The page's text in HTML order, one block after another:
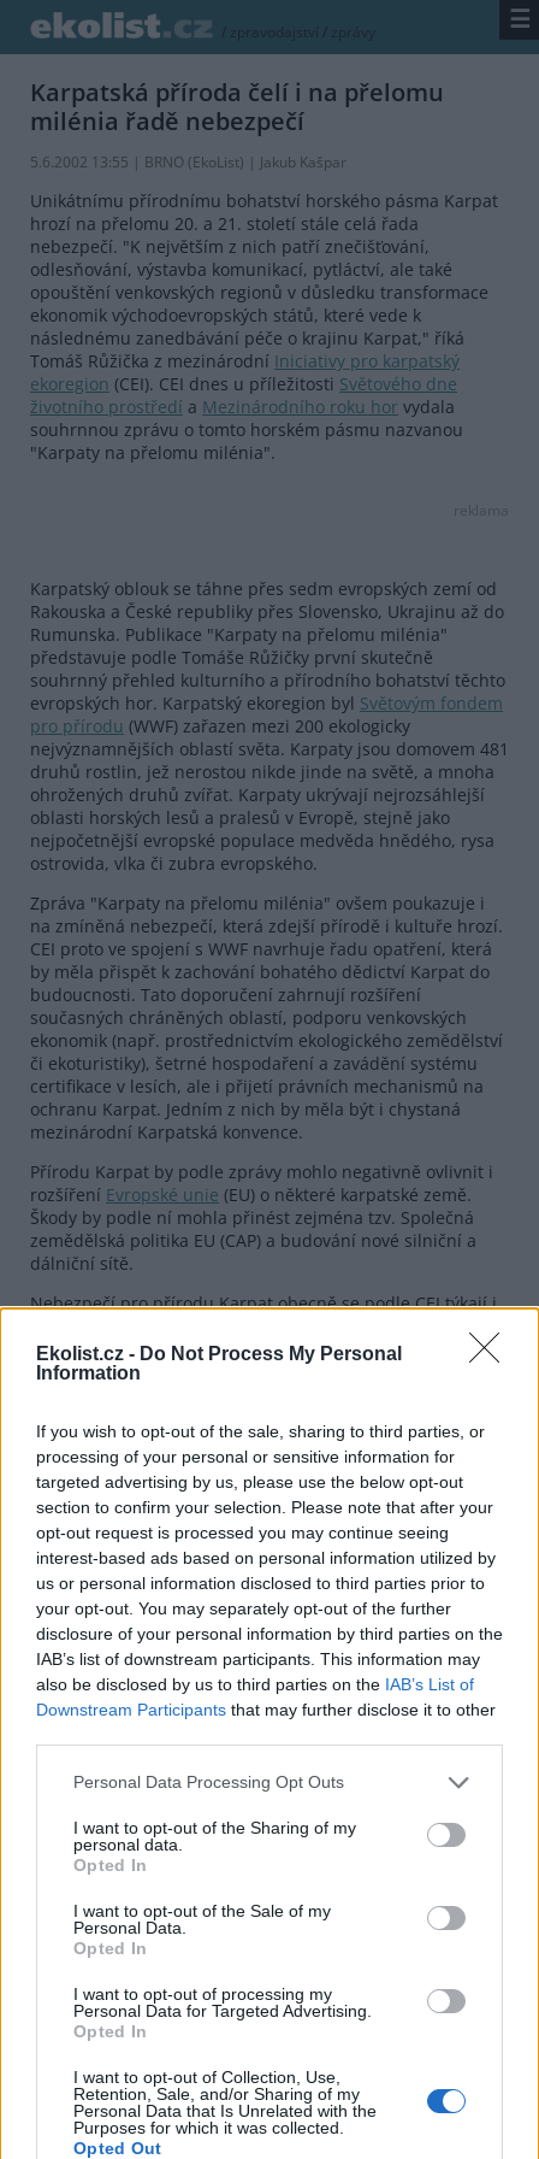
Ekolist.cz - Do Not Process My Personal
Information
If you wish to opt-out of the sale, sharing to third parties, or
processing of your personal or sensitive information for
targeted advertising by us, please use the below opt-out
section to confirm your selection. Please note that after your
opt-out request is processed you may continue seeing
interest-based ads based on personal information utilized by
us or personal information disclosed to third parties prior to
your opt-out. You may separately opt-out of the further
disclosure of your personal information by third parties on the
IAB’s list of downstream participants. This information may
also be disclosed by us to third parties on the IAB’s List of
Downstream Participants that may further disclose it to other
Personal Data Processing Opt Outs
I want to opt-out of the Sharing of my
personal data.
Opted In
I want to opt-out of the Sale of my
Personal Data.
Opted In
I want to opt-out of processing my
Personal Data for Targeted Advertising.
Opted In
I want to opt-out of Collection, Use,
Retention, Sale, and/or Sharing of my
Personal Data that Is Unrelated with the
Purposes for which it was collected.
Opted Out
/ zpravodajství / zprávy ☰
Karpatská příroda čelí i na přelomu
milénia řadě nebezpečí
5.6.2002 13:55 | BRNO (EkoList) | Jakub Kašpar
Unikátnímu přírodnímu bohatství horského pásma Karpat
hrozí na přelomu 20. a 21. století stále celá řada
nebezpečí. "K největším z nich patří znečišťování,
odlesňování, výstavba komunikací, pytláctví, ale také
opouštění venkovských regionů v důsledku transformace
ekonomik východoevropských států, které vede k
následnému zanedbávání péče o krajinu Karpat," říká
Tomáš Růžička z mezinárodní Iniciativy pro karpatský
ekoregion (CEI). CEI dnes u příležitosti Světového dne
životního prostředí a Mezinárodního roku hor vydala
souhrnnou zprávu o tomto horském pásmu nazvanou
"Karpaty na přelomu milénia".
reklama
Karpatský oblouk se táhne přes sedm evropských zemí od
Rakouska a České republiky přes Slovensko, Ukrajinu až do
Rumunska. Publikace "Karpaty na přelomu milénia"
představuje podle Tomáše Růžičky první skutečně
souhrnný přehled kulturního a přírodního bohatství těchto
evropských hor. Karpatský ekoregion byl Světovým fondem
pro přírodu (WWF) zařazen mezi 200 ekologicky
nejvýznamnějších oblastí světa. Karpaty jsou domovem 481
druhů rostlin, jež nerostou nikde jinde na světě, a mnoha
ohrožených druhů zvířat. Karpaty ukrývají nejrozsáhlejší
oblasti horských lesů a pralesů v Evropě, stejně jako
nejpočetnější evropské populace medvěda hnědého, rysa
ostrovida, vlka či zubra evropského.
Zpráva "Karpaty na přelomu milénia" ovšem poukazuje i
na zmíněná nebezpečí, která zdejší přírodě i kultuře hrozí.
CEI proto ve spojení s WWF navrhuje řadu opatření, která
by měla přispět k zachování bohatého dědictví Karpat do
budoucnosti. Tato doporučení zahrnují rozšíření
současných chráněných oblastí, podporu venkovských
ekonomik (např. prostřednictvím ekologického zemědělství
či ekoturistiky), šetrné hospodaření a zavádění systému
certifikace v lesích, ale i přijetí právních mechanismů na
ochranu Karpat. Jedním z nich by měla být i chystaná
mezinárodní Karpatská konvence.
Přírodu Karpat by podle zprávy mohlo negativně ovlivnit i
rozšíření Evropské unie (EU) o některé karpatské země.
Škody by podle ní mohla přinést zejména tzv. Společná
zemědělská politika EU (CAP) a budování nové silniční a
dálniční sítě.
Nebezpečí pro přírodu Karpat obecně se podle CEI týkají i
zahrnují pohoří Moravskoslezské Beskydy, Javorníky,
Vsetínské a Vizovické vrchy, Bílé Karpaty, Pálavu, Chřiby a
vykázat přítomností všech tří největších karpatských šelem.
Dnes zveřejněné výsledky studieSprávy CHKO Beskydy
hovoří o výskytu cca 15 až 20 rysů ostrovidů,
pravděpodobně pěti medvědů hnědých a zhruba stejného
počtu vlků. Nedostatečné veřejné povědomí o nutnosti
ochrany těchto vzácných savců, zakořeněné předsudky,
které jsou s nimi svázány, ale i přímé pytlačení a odstřel
zabraňují jejich stabilnějšímu usazení a rozšíření.
"Stávající populace jsou navíc ohrožovány rozvojovými
projekty v Beskydech, jako je budování sjezdovky a lanovky
na Lysé hoře či turistických a cyklistických tras, anebo
přirozené migrační trasy šelem," dodává Dana Bartošová
V rámci snahy o zlepšení současného stavu legislativních
nástrojů ochrany Karpat podpořila CEI plán na rozšíření
který je nyní ve stavu vládního projednávání. A připojila se
i k petici za toto rozšíření, kterou dodnes podepsalo
Plný text zprávy "Karpaty na přelomu milénia" je ke stažení
ve formátu PDF
reklama